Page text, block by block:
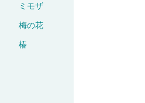
ミモザ
梅の花
椿